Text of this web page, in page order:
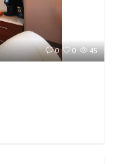
45
0
0